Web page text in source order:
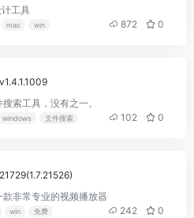
工具
mac win 872 0
索工具，没有之一。
windows 文件搜索 102 0
非常专业的视频播放器
win 免费 242 0